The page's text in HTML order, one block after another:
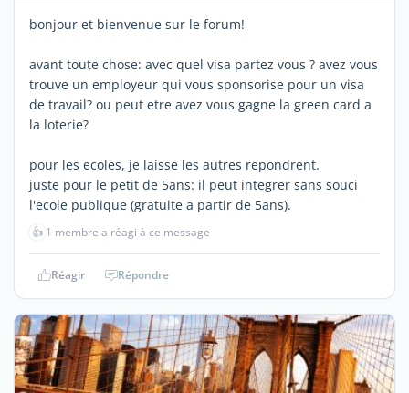
bonjour et bienvenue sur le forum!
avant toute chose: avec quel visa partez vous ? avez vous
trouve un employeur qui vous sponsorise pour un visa
de travail? ou peut etre avez vous gagne la green card a
la loterie?
pour les ecoles, je laisse les autres repondrent.
juste pour le petit de 5ans: il peut integrer sans souci
l'ecole publique (gratuite a partir de 5ans).
👍 1 membre a réagi à ce message
Réagir Répondre